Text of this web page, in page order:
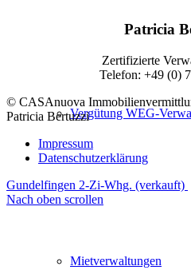
Vergütung WEG-
Mietverwaltungen
Patricia
Zertifizierte
Telefon: +49 (0)
© CASAnuova
Patricia Bertuzzi
Impressum
Datenschutzerklärung
Gundelfingen 2-Zi-Whg. (verkauft)
Nach oben scrollen